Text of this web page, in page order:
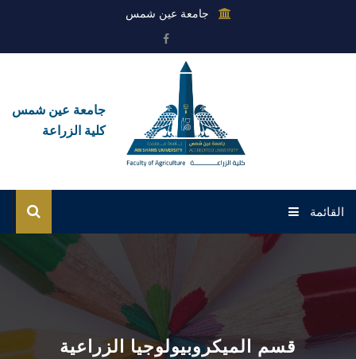
جامعة عين شمس
جامعة عين شمس
كلية الزراعة
القائمة
عن الكلية
القطاعاتقسم الميكروبيولوجيا الزراعية